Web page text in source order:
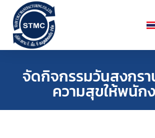
จัดกิจกรรมวันสงกร
ความสุขให้พนัก